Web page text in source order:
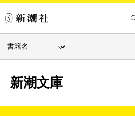
新潮文庫